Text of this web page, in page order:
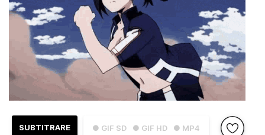
● GIF SD ● GIF HD ● MP4
SUBTITRARE